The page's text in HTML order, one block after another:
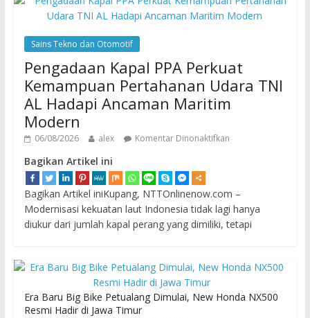
Sains Tekno dan Otomotif
Pengadaan Kapal PPA Perkuat
Kemampuan Pertahanan Udara TNI
AL Hadapi Ancaman Maritim
Modern
06/08/2026 alex Komentar Dinonaktifkan
Bagikan Artikel ini
Bagikan Artikel iniKupang, NTTOnlinenow.com –
Modernisasi kekuatan laut Indonesia tidak lagi hanya
diukur dari jumlah kapal perang yang dimiliki, tetapi
Era Baru Big Bike Petualang Dimulai, New Honda NX500
Resmi Hadir di Jawa Timur